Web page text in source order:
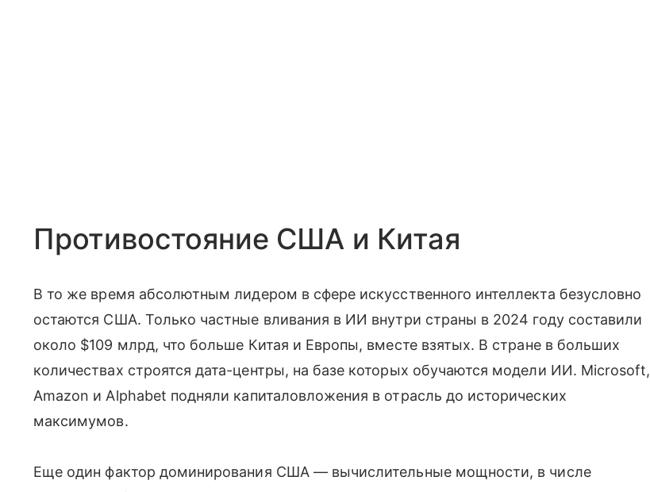
Противостояние США и Китая
В то же время абсолютным лидером в сфере искусственного интеллекта безусловно
остаются США. Только частные вливания в ИИ внутри страны в 2024 году составили
около $109 млрд, что больше Китая и Европы, вместе взятых. В стране в больших
количествах строятся дата-центры, на базе которых обучаются модели ИИ. Microsoft,
Amazon и Alphabet подняли капиталовложения в отрасль до исторических
максимумов.
Еще один фактор доминирования США — вычислительные мощности, в числе